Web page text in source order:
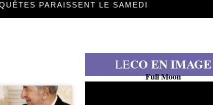
PARAISSENT LE SAMEDI
LECO EN IMAGE
Full Moon